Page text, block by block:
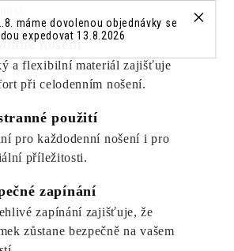
máme dovolenou objednávky se
expedovat 13.8.2026
nošení
a flexibilní materiál zajišťuje
při celodenním nošení.
použití
pro každodenní nošení i pro
příležitosti.
zapínání
zapínání zajišťuje, že
zůstane bezpečně na vašem